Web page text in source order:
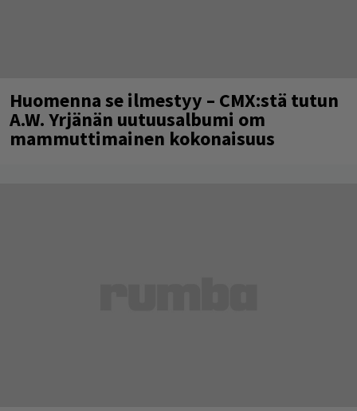
Huomenna se ilmestyy – CMX:stä tutun
A.W. Yrjänän uutuusalbumi om
mammuttimainen kokonaisuus